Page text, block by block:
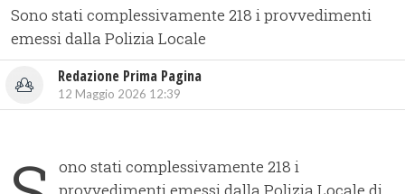
Sono stati complessivamente 218 i provvedimenti
emessi dalla Polizia Locale
Redazione Prima Pagina
12 Maggio 2026 12:39
ono stati complessivamente 218 i